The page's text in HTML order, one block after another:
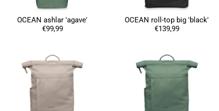
OCEAN ashlar 'agave'
€99,99
OCEAN roll-top big 'black'
€139,99